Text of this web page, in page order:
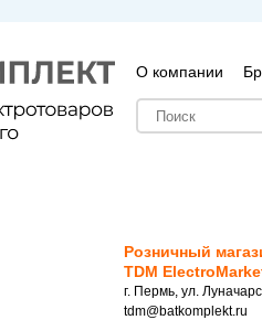
О компании
Розничный
TDM
г. Пермь, ул.
tdm@batkomplekt.ru